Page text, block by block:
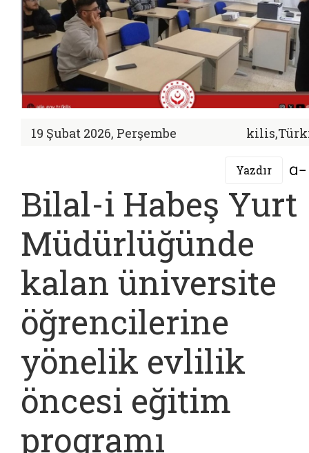
19 Şubat 2026, Perşembe
Yazdır
Bilal-i Habeş Yurt
Müdürlüğünde
kalan üniversite
öğrencilerine
yönelik evlilik
öncesi eğitim
programı